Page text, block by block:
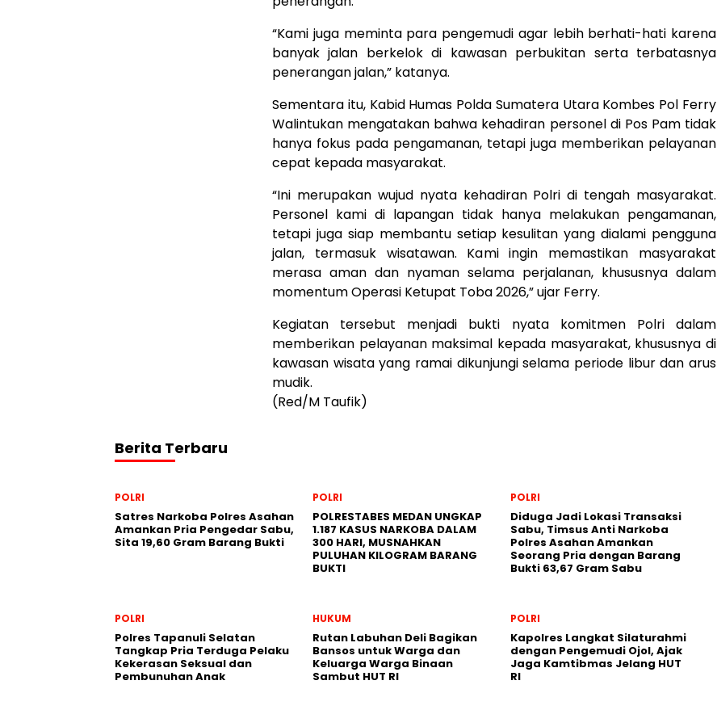
“Kami juga meminta para pengemudi agar lebih berhati-hati karena
banyak jalan berkelok di kawasan perbukitan serta terbatasnya
penerangan jalan,” katanya.
Sementara itu, Kabid Humas Polda Sumatera Utara Kombes Pol Ferry
Walintukan mengatakan bahwa kehadiran personel di Pos Pam tidak
hanya fokus pada pengamanan, tetapi juga memberikan pelayanan
cepat kepada masyarakat.
“Ini merupakan wujud nyata kehadiran Polri di tengah masyarakat.
Personel kami di lapangan tidak hanya melakukan pengamanan,
tetapi juga siap membantu setiap kesulitan yang dialami pengguna
jalan, termasuk wisatawan. Kami ingin memastikan masyarakat
merasa aman dan nyaman selama perjalanan, khususnya dalam
momentum Operasi Ketupat Toba 2026,” ujar Ferry.
Kegiatan tersebut menjadi bukti nyata komitmen Polri dalam
memberikan pelayanan maksimal kepada masyarakat, khususnya di
kawasan wisata yang ramai dikunjungi selama periode libur dan arus
mudik.
(Red/M Taufik)
Berita Terbaru
POLRI
Satres Narkoba Polres Asahan
Amankan Pria Pengedar Sabu,
Sita 19,60 Gram Barang Bukti
POLRI
POLRESTABES MEDAN UNGKAP
1.187 KASUS NARKOBA DALAM
300 HARI, MUSNAHKAN
PULUHAN KILOGRAM BARANG
BUKTI
POLRI
Diduga Jadi Lokasi Transaksi
Sabu, Timsus Anti Narkoba
Polres Asahan Amankan
Seorang Pria dengan Barang
Bukti 63,67 Gram Sabu
POLRI
Polres Tapanuli Selatan
Tangkap Pria Terduga Pelaku
Kekerasan Seksual dan
Pembunuhan Anak
HUKUM
Rutan Labuhan Deli Bagikan
Bansos untuk Warga dan
Keluarga Warga Binaan
Sambut HUT RI
POLRI
Kapolres Langkat Silaturahmi
dengan Pengemudi Ojol, Ajak
Jaga Kamtibmas Jelang HUT
RI